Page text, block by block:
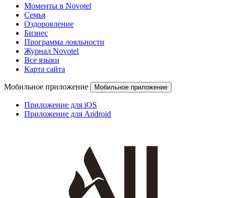
Моменты в Novotel
Семья
Оздоровление
Бизнес
Программа лояльности
Журнал Novotel
Все языки
Карта сайта
Мобильное приложение Мобильное приложение
Приложение для iOS
Приложение для Android